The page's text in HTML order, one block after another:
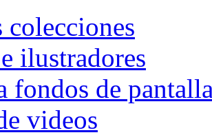
colecciones
ilustradores
fondos de
videos